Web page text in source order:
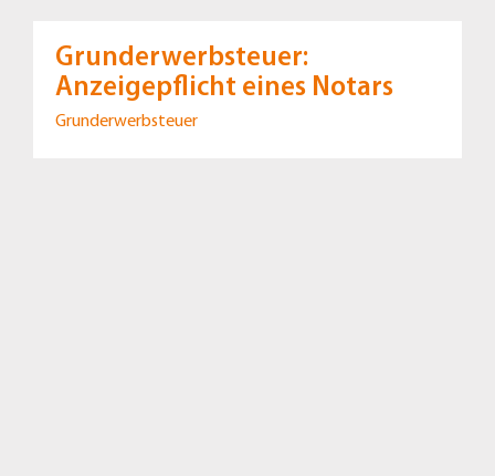
Grunderwerbsteuer:
Anzeigepflicht eines Notars
Grunderwerbsteuer